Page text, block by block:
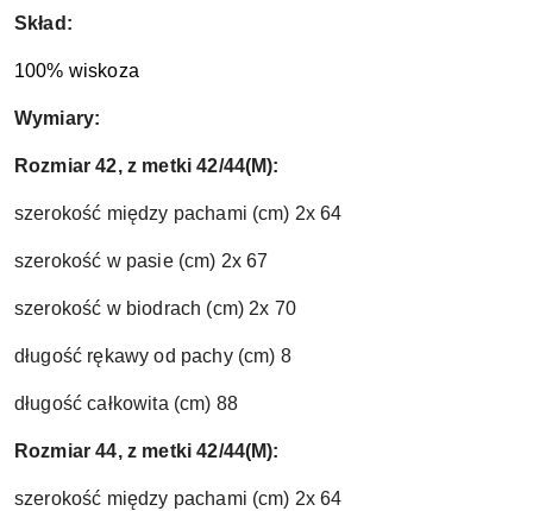
Skład:
100% wiskoza
Wymiary:
Rozmiar 42, z metki 42/44(M):
szerokość między pachami (cm) 2x 64
szerokość w pasie (cm) 2x 67
szerokość w biodrach (cm) 2x 70
długość rękawy od pachy (cm) 8
długość całkowita (cm) 88
Rozmiar 44, z metki 42/44(M):
szerokość między pachami (cm) 2x 64